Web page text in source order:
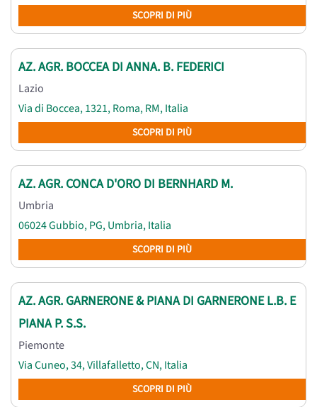
SCOPRI DI PIÙ
AZ. AGR. BOCCEA DI ANNA. B. FEDERICI
Lazio
Via di Boccea, 1321, Roma, RM, Italia
SCOPRI DI PIÙ
AZ. AGR. CONCA D'ORO DI BERNHARD M.
Umbria
06024 Gubbio, PG, Umbria, Italia
SCOPRI DI PIÙ
AZ. AGR. GARNERONE & PIANA DI GARNERONE L.B. E
PIANA P. S.S.
Piemonte
Via Cuneo, 34, Villafalletto, CN, Italia
SCOPRI DI PIÙ